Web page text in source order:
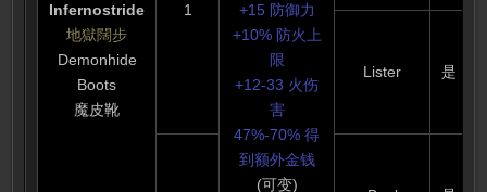
Infernostride
地獄闊步
Demonhide
Boots
魔皮靴
+15 防御力
+10% 防火上
限
+12-33 火伤
害
47%-70% 得
到额外金钱
(可变)
1
Lister 是